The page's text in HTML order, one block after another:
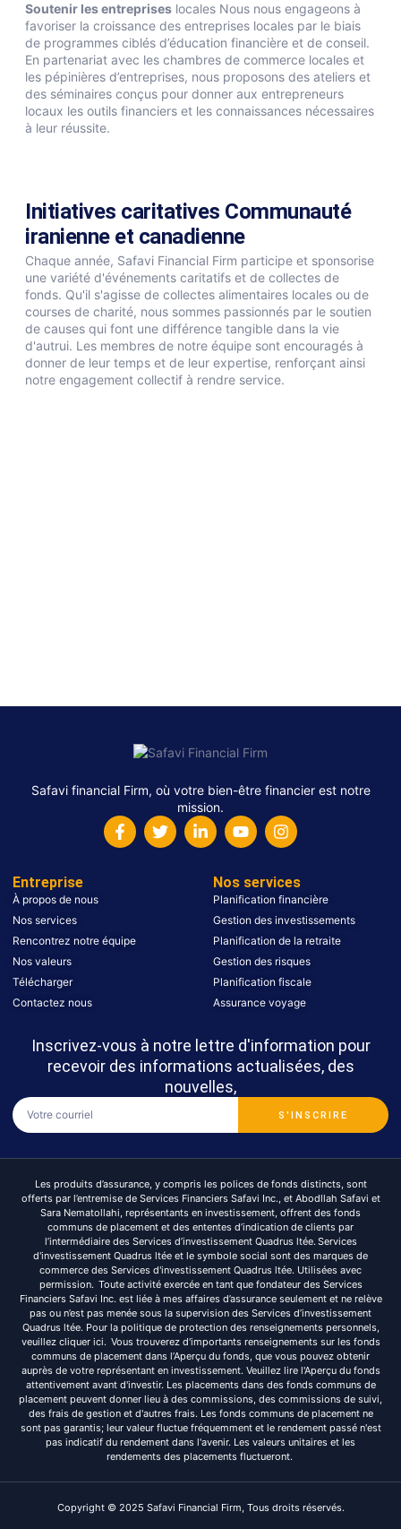
Soutenir les entreprises locales Nous nous engageons à
favoriser la croissance des entreprises locales par le biais
de programmes ciblés d’éducation financière et de conseil.
En partenariat avec les chambres de commerce locales et
les pépinières d’entreprises, nous proposons des ateliers et
des séminaires conçus pour donner aux entrepreneurs
locaux les outils financiers et les connaissances nécessaires
à leur réussite.
Initiatives caritatives Communauté
iranienne et canadienne
Chaque année, Safavi Financial Firm participe et sponsorise
une variété d'événements caritatifs et de collectes de
fonds. Qu'il s'agisse de collectes alimentaires locales ou de
courses de charité, nous sommes passionnés par le soutien
de causes qui font une différence tangible dans la vie
d'autrui. Les membres de notre équipe sont encouragés à
donner de leur temps et de leur expertise, renforçant ainsi
notre engagement collectif à rendre service.
Safavi financial Firm, où votre bien-être financier est notre
mission.
Entreprise
À propos de nous
Nos services
Rencontrez notre équipe
Nos valeurs
Télécharger
Contactez nous
Nos services
Planification financière
Gestion des investissements
Planification de la retraite
Gestion des risques
Planification fiscale
Assurance voyage
Inscrivez-vous à notre lettre d'information pour
recevoir des informations actualisées, des
nouvelles,
S'INSCRIRE
Les produits d’assurance, y compris les polices de fonds distincts, sont
offerts par l’entremise de Services Financiers Safavi Inc., et Abodllah Safavi et
Sara Nematollahi, représentants en investissement, offrent des fonds
communs de placement et des ententes d’indication de clients par
l’intermédiaire des Services d’investissement Quadrus ltée. Services
d'investissement Quadrus ltée et le symbole social sont des marques de
commerce des Services d'investissement Quadrus ltée. Utilisées avec
permission. Toute activité exercée en tant que fondateur des Services
Financiers Safavi Inc. est liée à mes affaires d’assurance seulement et ne relève
pas ou n’est pas menée sous la supervision des Services d’investissement
Quadrus ltée. Pour la politique de protection des renseignements personnels,
veuillez cliquer ici. Vous trouverez d'importants renseignements sur les fonds
communs de placement dans l’Aperçu du fonds, que vous pouvez obtenir
auprès de votre représentant en investissement. Veuillez lire l'Aperçu du fonds
attentivement avant d'investir. Les placements dans des fonds communs de
placement peuvent donner lieu à des commissions, des commissions de suivi,
des frais de gestion et d'autres frais. Les fonds communs de placement ne
sont pas garantis; leur valeur fluctue fréquemment et le rendement passé n'est
pas indicatif du rendement dans l'avenir. Les valeurs unitaires et les
rendements des placements fluctueront.
Copyright © 2025 Safavi Financial Firm, Tous droits réservés.